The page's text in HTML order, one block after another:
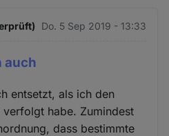
Do. 5 Sep 2019 - 13:33
auch
entsetzt, als ich den
habe. Zumindest
dass bestimmte